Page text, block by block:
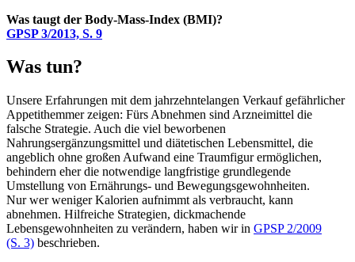
Was taugt der Body-Mass-Index (BMI)?
GPSP 3/2013, S. 9
Was tun?
Unsere Erfahrungen mit dem jahrzehntelangen Verkauf gefährlicher
Appetithemmer zei­gen: Fürs Abnehmen sind Arzneimittel die
falsche Strategie. Auch die viel beworbenen
Nahrungsergänzungsmittel und diätetischen Lebensmittel, die
angeblich ohne großen Aufwand eine Traumfigur ermöglichen,
behindern eher die notwendige langfristige grundlegende
Umstellung von Ernährungs- und Bewegungsgewohnheiten.
Nur wer weniger Kalorien aufnimmt als verbraucht, kann
abnehmen. Hilfreiche Strategien, dickmachende
Lebensgewohnheiten zu verändern, haben wir in GPSP 2/2009
(S. 3) beschrieben.